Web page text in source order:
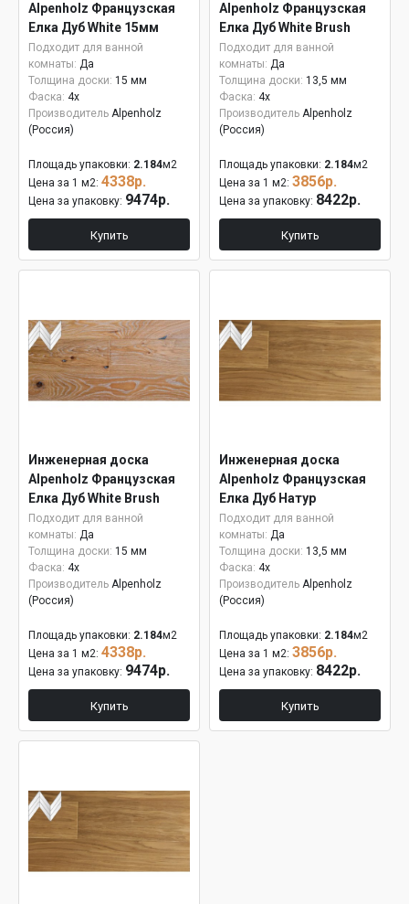
Alpenholz Французская
Елка Дуб White 15мм
Подходит для ванной
комнаты: Да
Толщина доски: 15 мм
Фаска: 4x
Производитель Alpenholz
(Россия)
Площадь упаковки: 2.184м2
Цена за 1 м2: 4338р.
Цена за упаковку: 9474р.
Купить
Alpenholz Французская
Елка Дуб White Brush
Подходит для ванной
комнаты: Да
Толщина доски: 13,5 мм
Фаска: 4x
Производитель Alpenholz
(Россия)
Площадь упаковки: 2.184м2
Цена за 1 м2: 3856р.
Цена за упаковку: 8422р.
Купить
Инженерная доска
Alpenholz Французская
Елка Дуб White Brush
15мм
Подходит для ванной
комнаты: Да
Толщина доски: 15 мм
Фаска: 4x
Производитель Alpenholz
(Россия)
Площадь упаковки: 2.184м2
Цена за 1 м2: 4338р.
Цена за упаковку: 9474р.
Купить
Инженерная доска
Alpenholz Французская
Елка Дуб Натур
Подходит для ванной
комнаты: Да
Толщина доски: 13,5 мм
Фаска: 4x
Производитель Alpenholz
(Россия)
Площадь упаковки: 2.184м2
Цена за 1 м2: 3856р.
Цена за упаковку: 8422р.
Купить